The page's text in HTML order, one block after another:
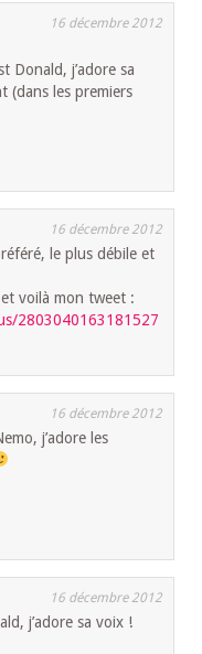
16 décembre 2012
Donald, j’adore sa
(dans les premiers
16 décembre 2012
le plus débile et
et voilà mon tweet :
2803040163181527
16 décembre 2012
j’adore les
16 décembre 2012
j’adore sa voix !